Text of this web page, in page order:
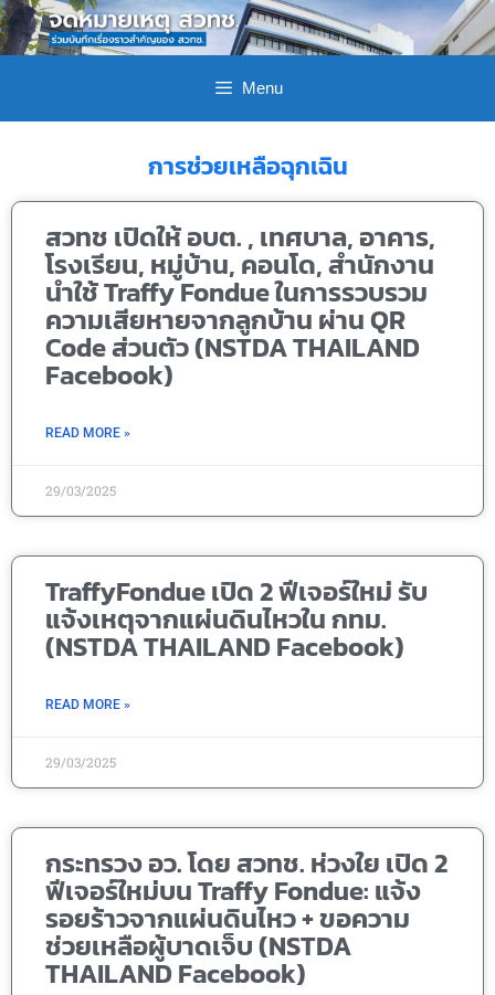
Menu
การช่วยเหลือฉุกเฉิน
สวทช เปิดให้ อบต. , เทศบาล, อาคาร,
โรงเรียน, หมู่บ้าน, คอนโด, สำนักงาน
นำใช้ Traffy Fondue ในการรวบรวม
ความเสียหายจากลูกบ้าน ผ่าน QR
Code ส่วนตัว (NSTDA THAILAND
Facebook)
READ MORE »
29/03/2025
TraffyFondue เปิด 2 ฟีเจอร์ใหม่ รับ
แจ้งเหตุจากแผ่นดินไหวใน กทม.
(NSTDA THAILAND Facebook)
READ MORE »
29/03/2025
กระทรวง อว. โดย สวทช. ห่วงใย เปิด 2
ฟีเจอร์ใหม่บน Traffy Fondue: แจ้ง
รอยร้าวจากแผ่นดินไหว + ขอความ
ช่วยเหลือผู้บาดเจ็บ (NSTDA
THAILAND Facebook)